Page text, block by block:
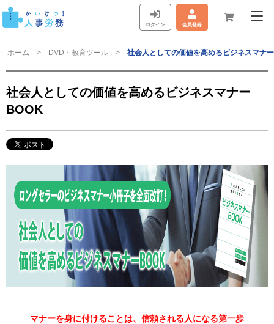
ログイン 会員登録
ホーム DVD・教育ツール 社会人としての価値を高めるビジネスマナ
社会人としての価値を高めるビジネスマナー
BOOK
マナーを身に付けることは、信頼される人になる第一歩